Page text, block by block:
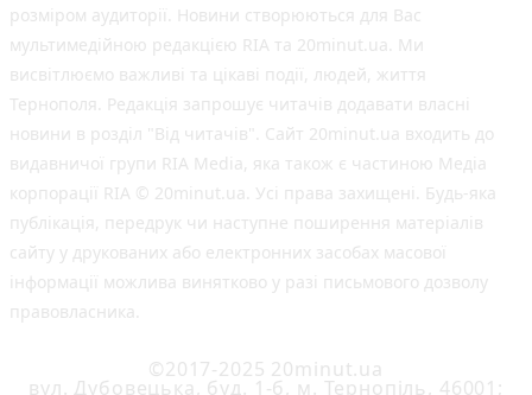
розміром аудиторії. Новини створюються для Вас
мультимедійною редакцією RIA та 20minut.ua. Ми
висвітлюємо важливі та цікаві події, людей, життя
Тернополя. Редакція запрошує читачів додавати власні
новини в розділ "Від читачів". Сайт 20minut.ua входить до
видавничої групи RIA Media, яка також є частиною Медіа
корпорації RIA © 20minut.ua. Усі права захищені. Будь-яка
публiкацiя, передрук чи наступне поширення матеріалів
сайту у друкованих або електронних засобах масової
інформації можлива винятково у разі письмового дозволу
правовласника.
©2017-2025 20minut.ua
вул. Дубовецька, буд. 1-б, м. Тернопіль, 46001;